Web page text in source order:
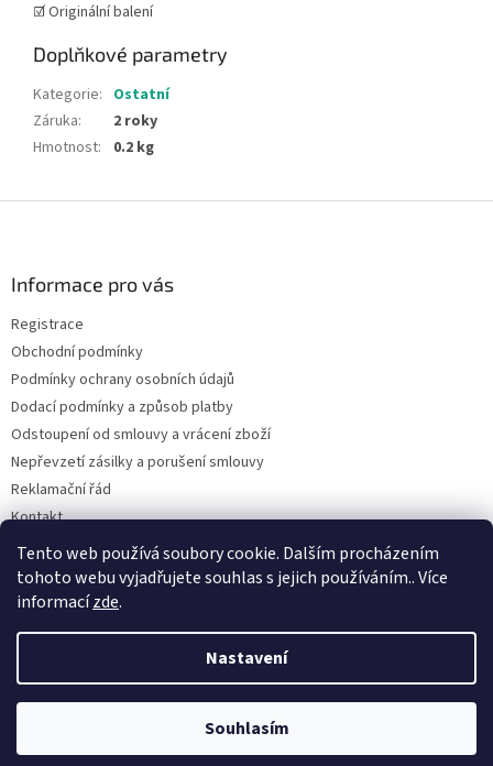
Tento web používá soubory cookie. Dalším procházením
tohoto webu vyjadřujete souhlas s jejich používáním.. Více
informacízde.
Nastavení
Souhlasím
☑️ Originální balení
Doplňkové parametry
Kategorie: Ostatní
Záruka:
2 roky
Hmotnost: 0.2 kg
Informace pro vás
Registrace
Obchodní podmínky
Podmínky ochrany osobních údajů
Dodací podmínky a způsob platby
Odstoupení od smlouvy a vrácení zboží
Nepřevzetí zásilky a porušení smlouvy
Reklamační řád
Kontakt
Napište nám
Copyright 2026Dobirkov.cz. Všechna práva vyhrazena.Upravit
nastavení cookies